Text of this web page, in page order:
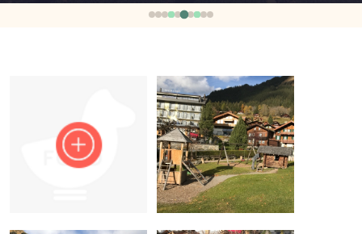
Anmelden